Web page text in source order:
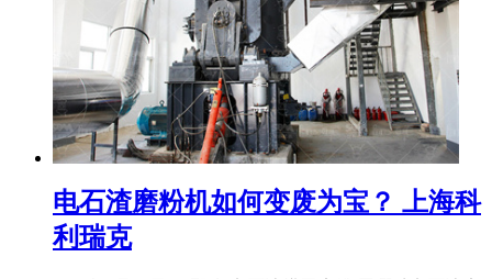
电石渣磨粉机如何变废为宝？ 上海科
利瑞克